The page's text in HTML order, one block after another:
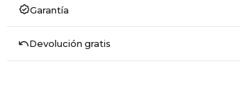
Garantía
Devolución gratis